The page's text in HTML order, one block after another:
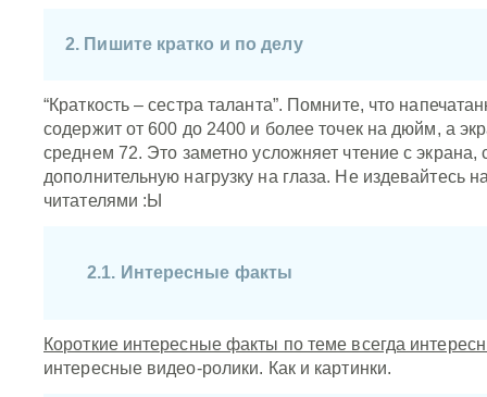
2. Пишите кратко и по делу
“Краткость – сестра таланта”. Помните, что
содержит от 600 до 2400 и более точек на дюйм, а
среднем 72. Это заметно усложняет чтение с экрана,
дополнительную нагрузку на глаза. Не издевайтесь
читателями :Ы
2.1. Интересные факты
Короткие интересные факты по теме всегда
интересные видео-ролики. Как и картинки.